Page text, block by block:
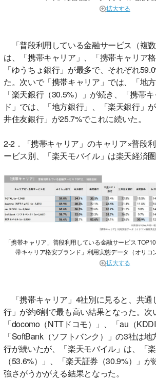
拡大する
「普段利用している金融サービス（複
は、「携帯キャリア」、「携帯キャリア
「ゆうちょ銀行」が最多で、それぞれ
た。次いで「携帯キャリア」では、「地方
「楽天銀行（30.5%）」が続き、「携帯
ド」では、「地方銀行」、「楽天銀行」
井住友銀行」が25.7%でこれに続いた。
2-2．「携帯キャリア」のキャリア×普段
ービス別、「楽天モバイル」は楽天経済
「携帯キャリア」普段利用している金融サービス
帯キャリア格安ブランド」利用実態データ（オリコ
拡大する
「携帯キャリア」4社別に見ると、共通
行」が約6割で最も高い結果となった。次
「docomo（NTTドコモ）」、「au（KDDI
「SoftBank（ソフトバンク）」の3社は
行が続いたが、「楽天モバイル」は、「
（53.6%）」、「楽天証券（30.9%）」
強さがうかがえる結果となった。